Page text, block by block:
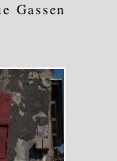
Gassen